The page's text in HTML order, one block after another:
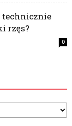
technicznie
rzęs?
0